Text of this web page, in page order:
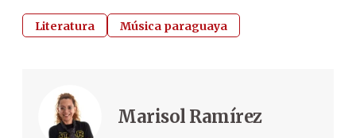
Literatura Música paraguaya
Marisol Ramírez